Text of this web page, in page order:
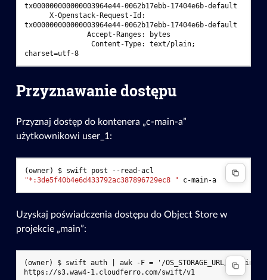
tx000000000000003964e44-0062b17ebb-17404e6b-default
      X-Openstack-Request-Id:
tx000000000000003964e44-0062b17ebb-17404e6b-default
               Accept-Ranges: bytes
                Content-Type: text/plain;
charset=utf-8
Przyznawanie dostępu
Przyznaj dostęp do kontenera „c-main-a”
użytkownikowi user_1:
(owner) $ swift post
--read-acl
"*:3de5f40b4e6d433792ac387896729ec8 "
Uzyskaj poświadczenia dostępu do Object Store w
projekcie „main”:
(owner) $ swift auth | awk -F = '/OS_STORAGE_URL/ {print